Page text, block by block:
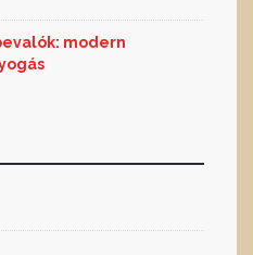
modern